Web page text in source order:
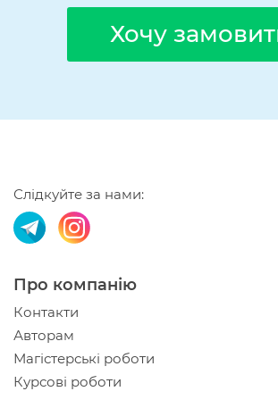
Хочу
Слідкуйте за нами:
Про компанію
Контакти
Авторам
Магістерські роботи
Курсові роботи